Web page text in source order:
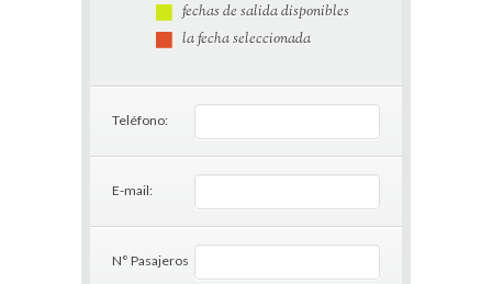
fechas de salida disponibles
la fecha seleccionada
Teléfono:
E-mail:
N° Pasajeros